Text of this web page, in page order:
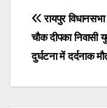
Post
रायपुर
चौक दीपका
दुर्घटना में दर्दनाक